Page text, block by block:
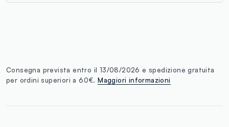
Consegna prevista entro il 13/08/2026 e spedizione gratuita
per ordini superiori a 60€.Maggiori informazioni